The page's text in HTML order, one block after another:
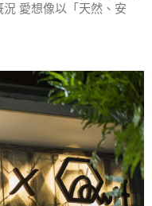
愛想像以「天然、安